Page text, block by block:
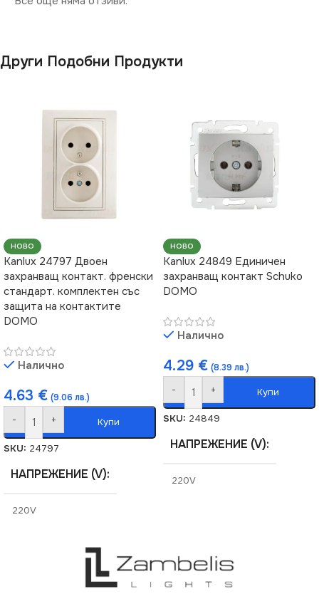
Други Подобни Продукти
НОВО
Kanlux 24797 Двоен
захранващ контакт. френски
стандарт. комплектен със
защита на контактите
DOMO
Налично
4.63 € (9.06 лв.)
- + Купи
SKU: 24797
НАПРЕЖЕНИЕ (V)
220V
СТЕПЕН НА ЗАЩИТА
НОВО
Kanlux 24849 Единичен
захранващ контакт Schuko
DOMO
Налично
4.29 € (8.39 лв.)
- + Купи
SKU: 24849
НАПРЕЖЕНИЕ (V)
220V
IP20